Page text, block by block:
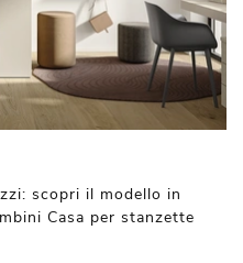
scopri il modello in
Casa per stanzette